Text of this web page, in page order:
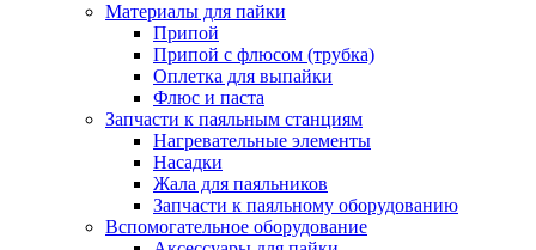
Материалы для пайки
Припой
Припой с флюсом (трубка)
Оплетка для выпайки
Флюс и паста
Запчасти к паяльным станциям
Нагревательные элементы
Насадки
Жала для паяльников
Запчасти к паяльному оборудованию
Вспомогательное оборудование